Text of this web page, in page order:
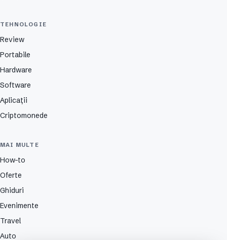
TEHNOLOGIE
Review
Portabile
Hardware
Software
Aplicații
Criptomonede
MAI MULTE
How-to
Oferte
Ghiduri
Evenimente
Travel
Auto